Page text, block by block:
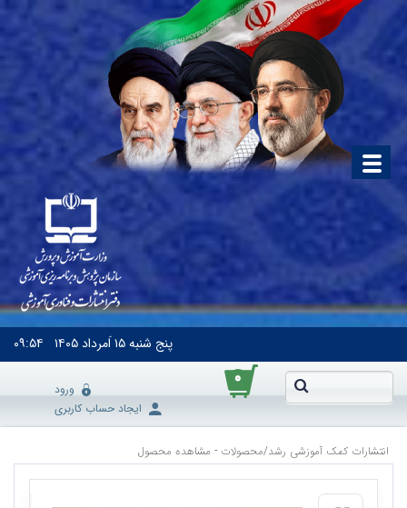
پنج شنبه۱۵ اَمرداد ۱۴۰۵ ۰۹:۵۴
۰
ورود
ایجاد حساب کاربری
انتشارات کمک آموزشی رشد/محصولات - مشاهده محصول